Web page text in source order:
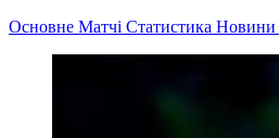
Основне Матчі Статистика Новини